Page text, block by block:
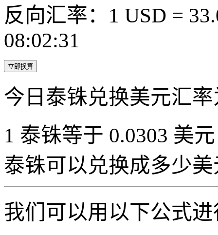
反向汇率：1 USD =
08:02:31
立即换算
今日泰铢兑换美元汇
1 泰铢等于 0.0303 美
泰铢可以兑换成多少
我们可以用以下公式